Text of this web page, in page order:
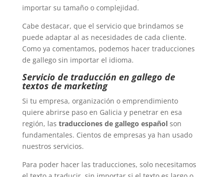
importar su tamaño o complejidad.
Cabe destacar, que el servicio que brindamos se
puede adaptar al as necesidades de cada cliente.
Como ya comentamos, podemos hacer traducciones
de gallego sin importar el idioma.
Servicio de traducción en gallego de
textos de marketing
Si tu empresa, organización o emprendimiento
quiere abrirse paso en Galicia y penetrar en esa
región, las traducciones de gallego españolson
fundamentales. Cientos de empresas ya han usado
nuestros servicios.
Para poder hacer las traducciones, solo necesitamos